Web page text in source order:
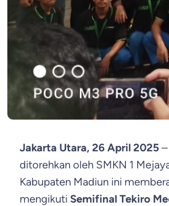
Jakarta Utara, 26 April 2025
ditorehkan oleh SMKN 1
Kabupaten Madiun ini
mengikuti Semifinal Tekiro